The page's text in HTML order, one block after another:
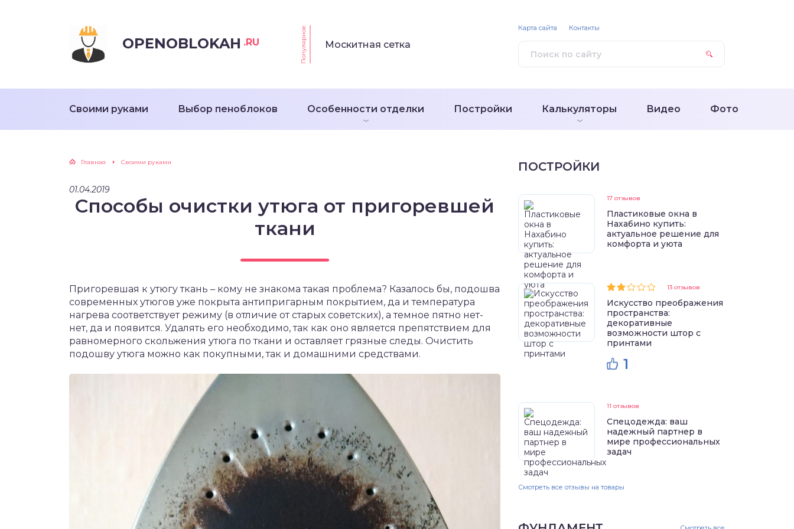
OPENOBLOKAH .RU Популярное Москитная сетка
Своими руками Выбор пеноблоков Особенности отделки Постройки Калькуляторы Видео Фото
Карта сайта Контакты
Главная Своими руками
01.04.2019
Способы очистки утюга от пригоревшей
ткани
Пригоревшая к утюгу ткань – кому не знакома такая проблема? Казалось бы, подошва
современных утюгов уже покрыта антипригарным покрытием, да и температура
нагрева соответствует режиму (в отличие от старых советских), а темное пятно нет-
нет, да и появится. Удалять его необходимо, так как оно является препятствием для
равномерного скольжения утюга по ткани и оставляет грязные следы. Очистить
подошву утюга можно как покупными, так и домашними средствами.
ПОСТРОЙКИ
17 отзывов
Пластиковые окна в
Нахабино купить:
актуальное решение для
комфорта и уюта
13 отзывов
Искусство преображения
пространства:
декоративные
возможности штор с
принтами
1
11 отзывов
Спецодежда: ваш
надежный партнер в
мире профессиональных
задач
Смотреть все отзывы на товары